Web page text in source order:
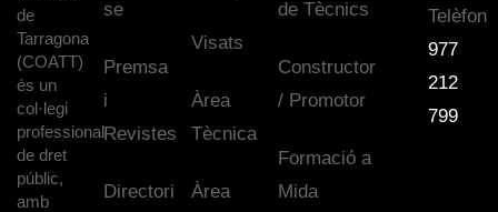
de
Tarragona
(COATT)
és un
col·legi
professional
de dret
públic,
amb
se
Premsa
i
Revistes
Directori
Visats
Àrea
Tècnica
Àrea
de Tècnics
Constructor
/ Promotor
Formació a
Mida
Telèfon
977
212
799